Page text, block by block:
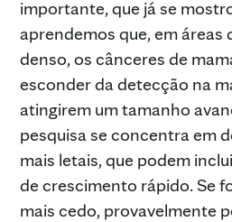
importante, que já se
aprendemos que, em áreas
denso, os cânceres de
esconder da detecção na
atingirem um tamanho
pesquisa se concentra em
mais letais, que podem
de crescimento rápido. Se
mais cedo, provavelmente